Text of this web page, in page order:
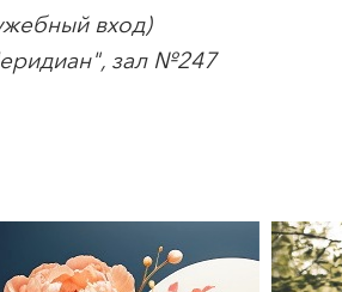
вход)
", зал №247